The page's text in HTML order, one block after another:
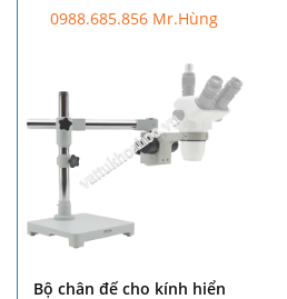
0988.685.856 Mr.Hùng
Bộ chân đế cho kính hiển